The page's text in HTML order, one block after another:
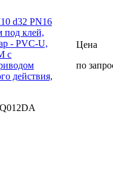
d32 PN16
под клей,
- PVC-U,
с
действия,
Цена
по